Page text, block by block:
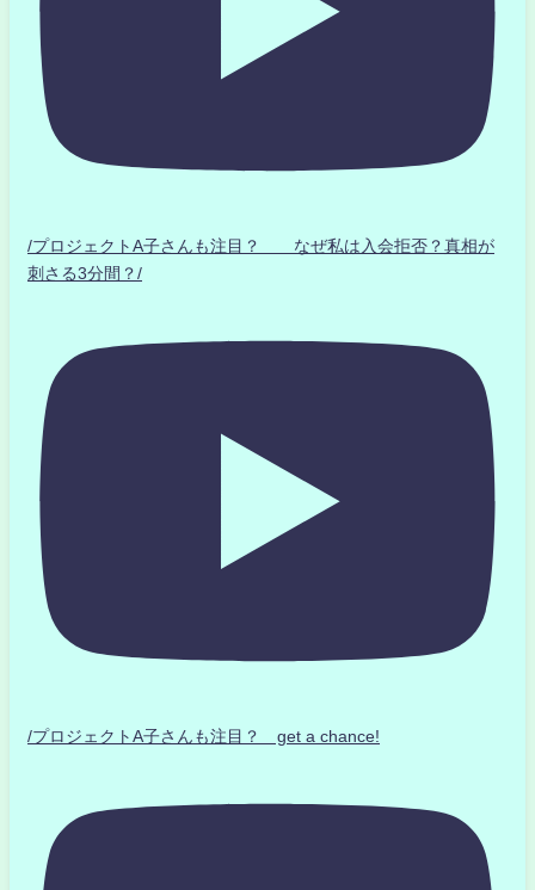
/プロジェクトA子さんも注目？ なぜ私は入会拒否？真相が
刺さる3分間？/
/プロジェクトA子さんも注目？ get a chance!